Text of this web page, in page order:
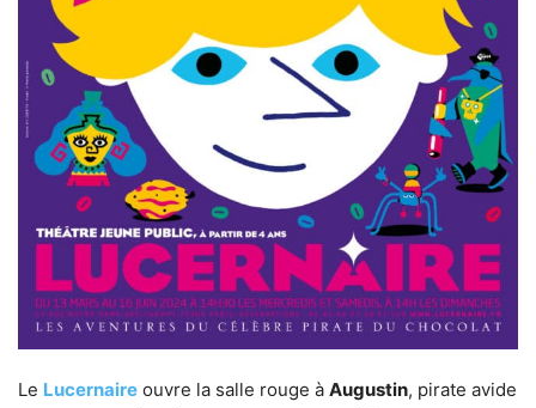
Le Lucernaire ouvre la salle rouge à Augustin, pirate avide